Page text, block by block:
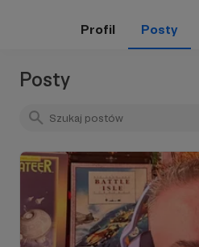
Profil Posty
Posty